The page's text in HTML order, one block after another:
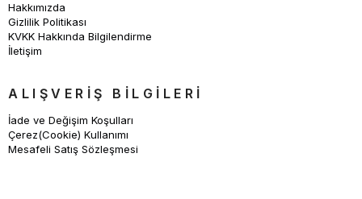
Hakkımızda
Gizlilik Politikası
KVKK Hakkında Bilgilendirme
İletişim
ALIŞVERİŞ BİLGİLERİ
İade ve Değişim Koşulları
Çerez(Cookie) Kullanımı
Mesafeli Satış Sözleşmesi